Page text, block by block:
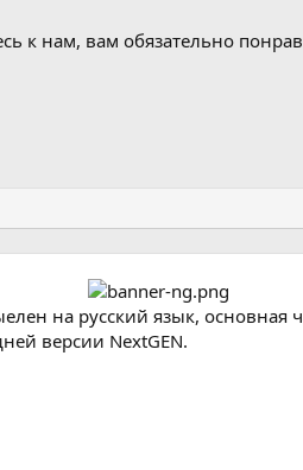
к нам, вам обязательно
на русский язык, основная
версии NextGEN.